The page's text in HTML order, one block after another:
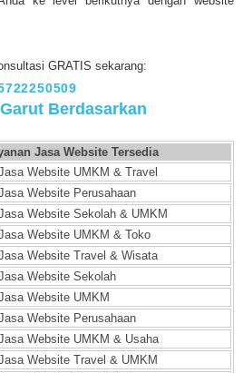
GRATIS sekarang:
Berdasarkan
Jasa Website Tersedia
Website UMKM & Travel
Website Perusahaan
Website Sekolah & UMKM
Website UMKM & Toko
Website Travel & Wisata
Website Sekolah
Website UMKM
Website Perusahaan
Website UMKM & Usaha
Website Travel & UMKM